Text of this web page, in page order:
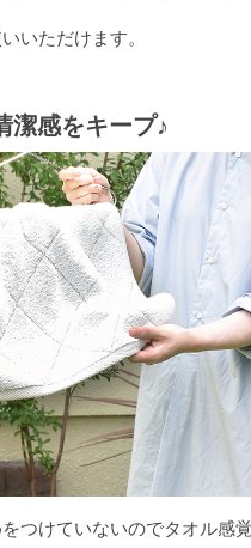
いただけます。
潔感をキープ♪
つけていないのでタオル感